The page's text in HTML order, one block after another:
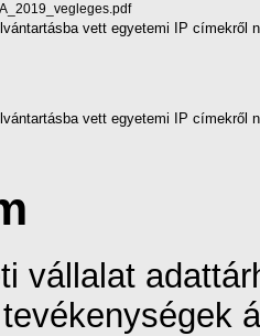
vett egyetemi IP címekről
vett egyetemi IP címekről
vállalat